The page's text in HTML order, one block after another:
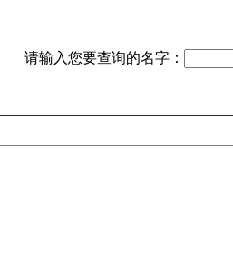
请输入您要查询的名字：